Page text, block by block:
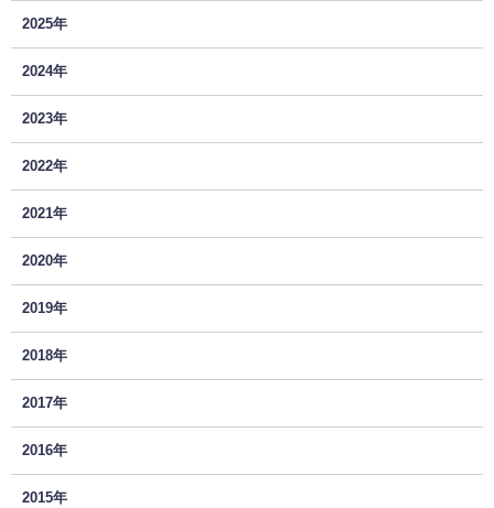
2025年
2024年
2023年
2022年
2021年
2020年
2019年
2018年
2017年
2016年
2015年